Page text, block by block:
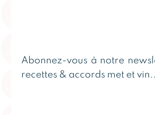
Abonnez-vous à notre
recettes & accords met et